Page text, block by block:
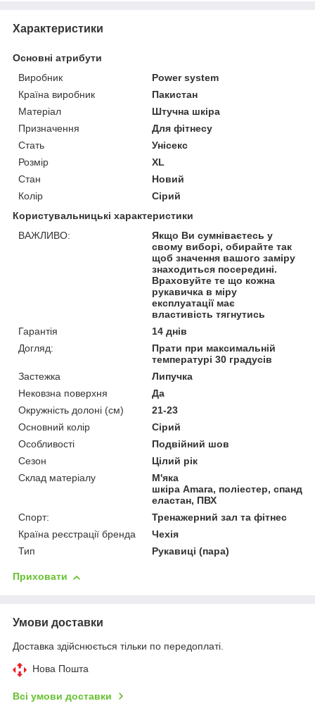
Характеристики
Основні атрибути
Виробник
Power system
Країна виробник
Пакистан
Матеріал
Штучна шкіра
Призначення
Для фітнесу
Стать
Унісекс
Розмір
XL
Стан
Новий
Колір
Сірий
Користувальницькі характеристики
ВАЖЛИВО:
Якщо Ви сумніваєтесь у
свому виборі, обирайте так
щоб значення вашого заміру
знаходиться посередині.
Враховуйте те що кожна
рукавичка в міру
експлуатації має
властивість тягнутись
Гарантія
14 днів
Догляд:
Прати при максимальній
температурі 30 градусів
Застежка
Липучка
Нековзна поверхня
Да
Окружність долоні (см)
21-23
Основний колір
Сірий
Особливості
Подвійний шов
Сезон
Цілий рік
Склад матеріалу
М'яка
шкіра Amara, поліестер,
еластан, ПВХ
Спорт:
Тренажерний зал та фітнес
Країна реєстрації бренда
Чехія
Тип
Рукавиці (пара)
Приховати
Умови доставки
Доставка здійснюється тільки по передоплаті.
Нова Пошта
Всі умови доставки